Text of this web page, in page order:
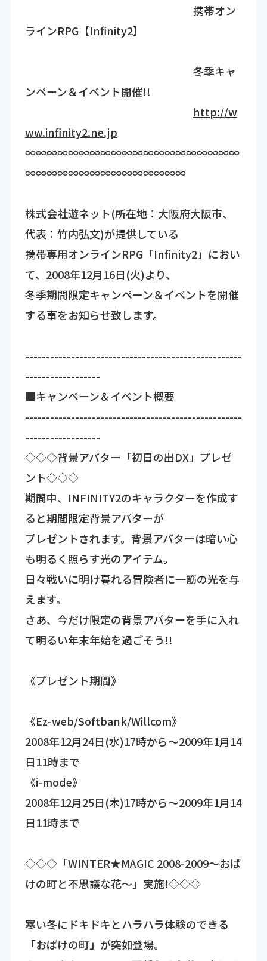
携帯オン
ラインRPG【Infinity2】
冬季キャ
ンペーン＆イベント開催!!
http://w
ww.infinity2.ne.jp
∞∞∞∞∞∞∞∞∞∞∞∞∞∞∞∞∞∞∞∞
∞∞∞∞∞∞∞∞∞∞∞∞∞∞∞
株式会社遊ネット(所在地：大阪府大阪市、
代表：竹内弘文)が提供している
携帯専用オンラインRPG「Infinity2」におい
て、2008年12月16日(火)より、
冬季期間限定キャンペーン＆イベントを開催
する事をお知らせ致します。
----------------------------------------------------
------------------
■キャンペーン＆イベント概要
----------------------------------------------------
------------------
◇◇◇背景アバター「初日の出DX」プレゼ
ント◇◇◇
期間中、INFINITY2のキャラクターを作成す
ると期間限定背景アバターが
プレゼントされます。背景アバターは暗い心
も明るく照らす光のアイテム。
日々戦いに明け暮れる冒険者に一筋の光を与
えます。
さあ、今だけ限定の背景アバターを手に入れ
て明るい年末年始を過ごそう!!
《プレゼント期間》
《Ez-web/Softbank/Willcom》
2008年12月24日(水)17時から～2009年1月14
日11時まで
《i-mode》
2008年12月25日(木)17時から～2009年1月14
日11時まで
◇◇◇「WINTER★MAGIC 2008-2009～おば
けの町と不思議な花～」実施!◇◇◇
寒い冬にドキドキとハラハラ体験のできる
「おばけの町」が突如登場。